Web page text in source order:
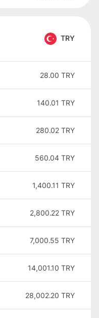
TRY
28.00 TRY
140.01 TRY
280.02 TRY
560.04 TRY
1,400.11 TRY
2,800.22 TRY
7,000.55 TRY
14,001.10 TRY
28,002.20 TRY